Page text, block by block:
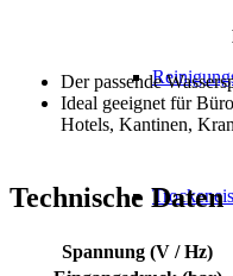
Der passende
Ideal geeignet für
Hotels, Kantinen,
Technische Daten
Spannung (V / Hz)